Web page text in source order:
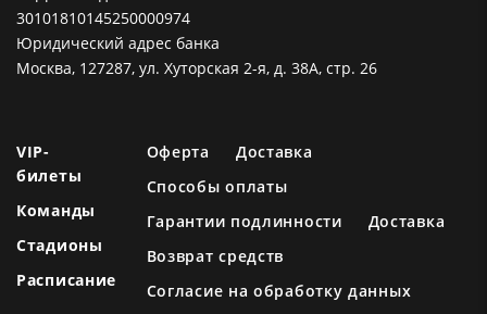
30101810145250000974
Юридический адрес банка
Москва, 127287, ул. Хуторская 2-я, д. 38А, стр. 26
VIP-
билеты
Команды
Стадионы
Расписание
Оферта
Доставка
Способы оплаты
Гарантии подлинности
Доставка
Возврат средств
Согласие на обработку данных